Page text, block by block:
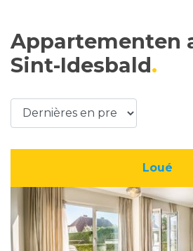
Appartementen
Sint-Idesbald
Loué